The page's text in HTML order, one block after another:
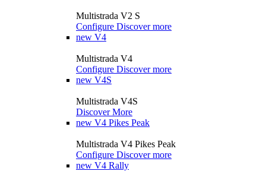
Multistrada V2 S
Configure Discover more
new V4
Multistrada V4
Configure Discover more
new V4S
Multistrada V4S
Discover More
new V4 Pikes Peak
Multistrada V4 Pikes Peak
Configure Discover more
new V4 Rally